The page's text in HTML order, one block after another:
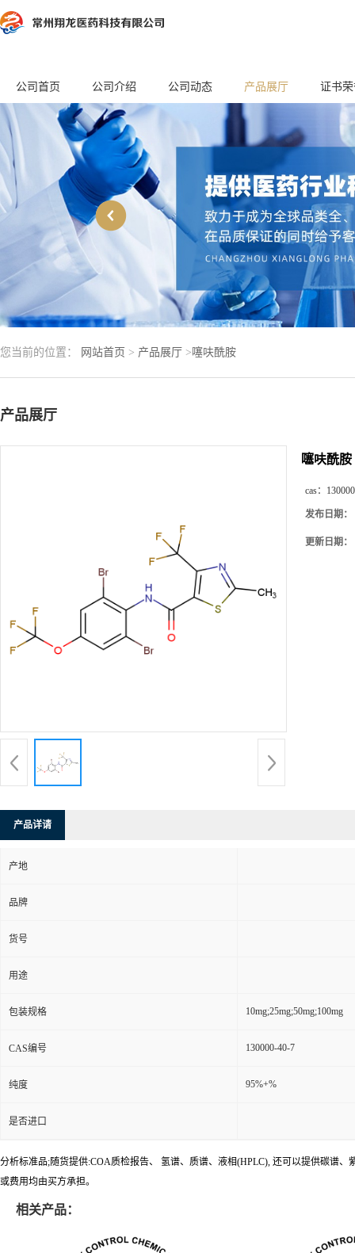
公司首页 公司介绍 公司动态 产品展厅 证书
您当前的位置： 网站首页 > 产品展厅 >噻呋酰胺
产品展厅
噻呋酰胺
cas：
发布日期：
更新日期：
产品详请
产地
品牌
货号
用途
包装规格 10mg;25mg;50mg;100mg
CAS编号 130000-40-7
纯度 95%+%
是否进口
分析标准品;随货提供:COA质检报告、 氢谱、质谱、液相(HPLC), 还可以提供碳谱
或费用均由买方承担。
相关产品：